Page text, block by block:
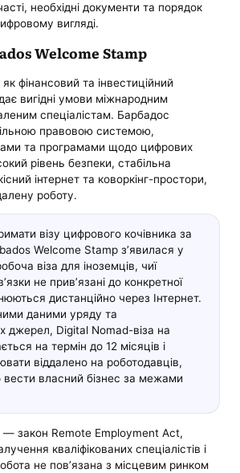
необхідні документи та порядок
вигляді.
Welcome Stamp
фінансовий та інвестиційний
вигідні умови міжнародним
спеціалістам. Барбадос
правовою системою,
та програмами щодо цифрових
рівень безпеки, стабільна
інтернет та коворкінг-простори,
роботу.
візу цифрового кочівника за
Welcome Stamp з’явилася у
віза для іноземців, чиї
не прив’язані до конкретної
дистанційно через Інтернет.
даними уряду та
джерел, Digital Nomad-віза на
на термін до 12 місяців і
віддалено на роботодавців,
вести власний бізнес за межами
— закон Remote Employment Act,
кваліфікованих спеціалістів і
не пов’язана з місцевим ринком